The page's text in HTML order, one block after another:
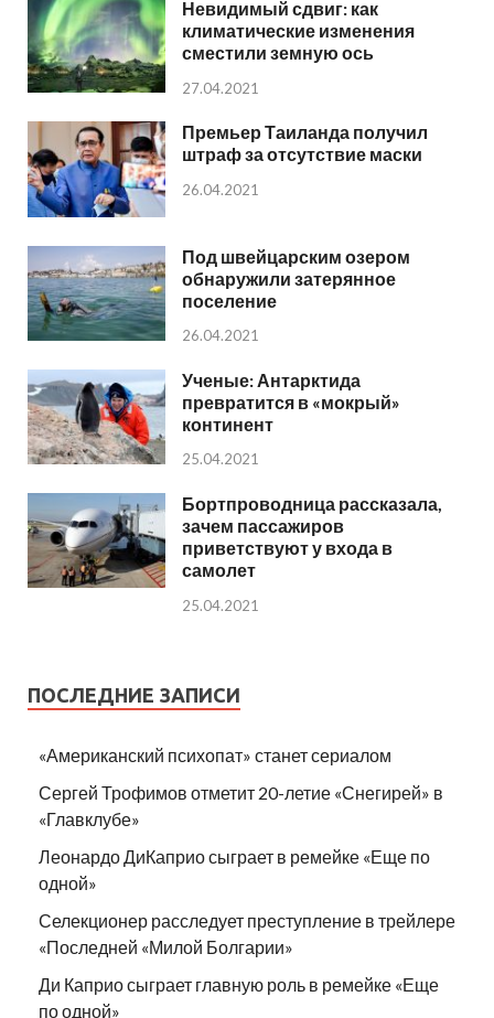
Невидимый сдвиг: как
климатические изменения
сместили земную ось
27.04.2021
Премьер Таиланда получил
штраф за отсутствие маски
26.04.2021
Под швейцарским озером
обнаружили затерянное
поселение
26.04.2021
Ученые: Антарктида
превратится в «мокрый»
континент
25.04.2021
Бортпроводница рассказала,
зачем пассажиров
приветствуют у входа в
самолет
25.04.2021
ПОСЛЕДНИЕ ЗАПИСИ
«Американский психопат» станет сериалом
Сергей Трофимов отметит 20-летие «Снегирей» в
«Главклубе»
Леонардо ДиКаприо сыграет в ремейке «Еще по
одной»
Селекционер расследует преступление в трейлере
«Последней «Милой Болгарии»
Ди Каприо сыграет главную роль в ремейке «Еще
по одной»